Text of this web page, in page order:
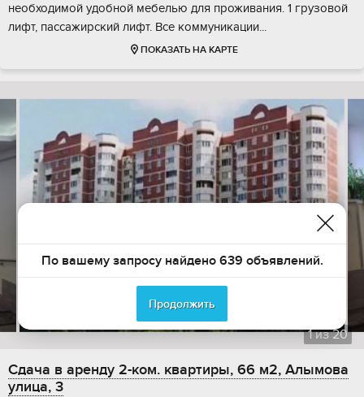
необходимой удобной мебелью для проживания. 1 грузовой
лифт, пассажирский лифт. Все коммуникации...
ПОКАЗАТЬ НА КАРТЕ
1из20
Сдача в аренду 2-ком. квартиры, 66 м2, Алымова
улица, 3
По вашему запросу найдено 639 объявлений.
Продолжить